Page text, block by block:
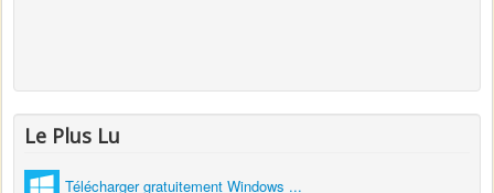
Le Plus Lu
Télécharger gratuitement Windows ...